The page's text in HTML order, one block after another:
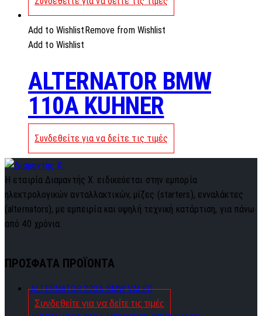
Add to Wishlist Remove from Wishlist
Add to Wishlist
ALTERNATOR BMW
110A KUHNER
Συνδεθείτε για να δείτε τις τιμές
Η εταιρία Διαμαντής Χ. ειδικεύεται στην εμπορία
ηλεκτρολογικών ανταλλακτικών, μίζες (starters), ενναλάκτες
(alternators), με εμπειρία και υψηλή τεχνική κατάρτιση, για πάνω
από 40 χρόνια.
ΠΡΟΣΦΑΤΑ ΠΡΟΪΟΝΤΑ
ALTERNATOR 220A BMW VALEO
Συνδεθείτε για να δείτε τις τιμές